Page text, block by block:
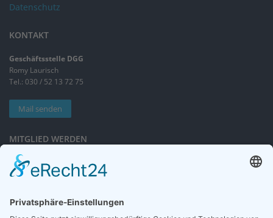
Datenschutz
KONTAKT
Geschäftsstelle DGG
Romy Laurisch
Tel.: 030 / 52 13 72 75
Mail senden
MITGLIED WERDEN
Sieben gute Gründe
für Ihre Mitgliedschaft